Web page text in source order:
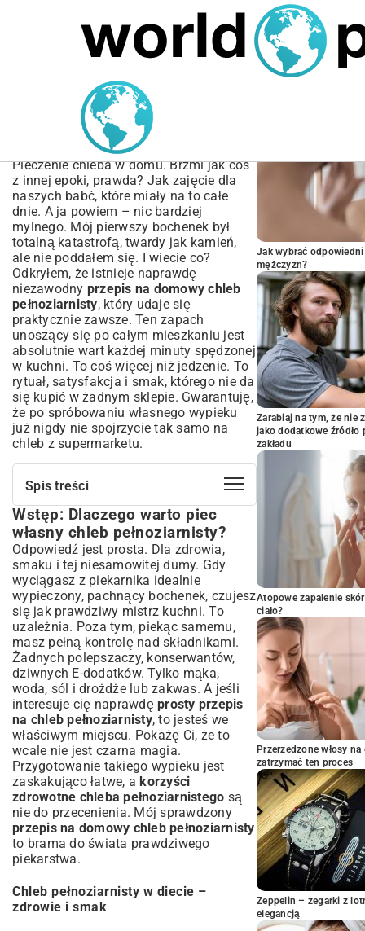
MARIUSZ ŁAMAGA 05.10.2025
Przepis na domowy chleb
pełnoziarnisty – Prosty i
Sprawdzony
Pieczenie chleba w domu. Brzmi jak coś
z innej epoki, prawda? Jak zajęcie dla
naszych babć, które miały na to całe
dnie. A ja powiem – nic bardziej
mylnego. Mój pierwszy bochenek był
totalną katastrofą, twardy jak kamień,
ale nie poddałem się. I wiecie co?
Odkryłem, że istnieje naprawdę
niezawodny przepis na domowy chleb
pełnoziarnisty, który udaje się
praktycznie zawsze. Ten zapach
unoszący się po całym mieszkaniu jest
absolutnie wart każdej minuty spędzonej
w kuchni. To coś więcej niż jedzenie. To
rytuał, satysfakcja i smak, którego nie da
się kupić w żadnym sklepie. Gwarantuję,
że po spróbowaniu własnego wypieku
już nigdy nie spojrzycie tak samo na
chleb z supermarketu.
Spis treści
Wstęp: Dlaczego warto piec własny chleb
pełnoziarnisty?
Niezbędne składniki i sprzęt do pieczenia
domowego chleba
Kompletny przepis na domowy chleb
pełnoziarnisty krok po kroku
Wariacje i urozmaicenia domowego chleba
pełnoziarnistego
Najczęstsze problemy i rozwiązania
podczas pieczenia chleba
Jak przechowywać domowy chleb
pełnoziarnisty, aby był świeży?
Podsumowanie: Smak i zdrowie na Twoim
stole
Wstęp: Dlaczego warto piec
własny chleb pełnoziarnisty?
Odpowiedź jest prosta. Dla zdrowia,
smaku i tej niesamowitej dumy. Gdy
wyciągasz z piekarnika idealnie
wypieczony, pachnący bochenek, czujesz
się jak prawdziwy mistrz kuchni. To
uzależnia. Poza tym, piekąc samemu,
masz pełną kontrolę nad składnikami.
Żadnych polepszaczy, konserwantów,
dziwnych E-dodatków. Tylko mąka,
woda, sól i drożdże lub zakwas. A jeśli
interesuje cię naprawdę prosty przepis
na chleb pełnoziarnisty, to jesteś we
właściwym miejscu. Pokażę Ci, że to
wcale nie jest czarna magia.
Przygotowanie takiego wypieku jest
zaskakująco łatwe, akorzyści
zdrowotne chleba pełnoziarnistego są
nie do przecenienia. Mój sprawdzony
przepis na domowy chleb pełnoziarnisty
to brama do świata prawdziwego
piekarstwa.
Chleb pełnoziarnisty w diecie –
zdrowie i smak
Jak wybrać
mężczyzn?
Zarabiaj na tym, że nie
jako dodatkowe
zakładu
Atopowe zapalenie
ciało?
Przerzedzone włosy
zatrzymać ten proces
Zeppelin – zegarki z
elegancją